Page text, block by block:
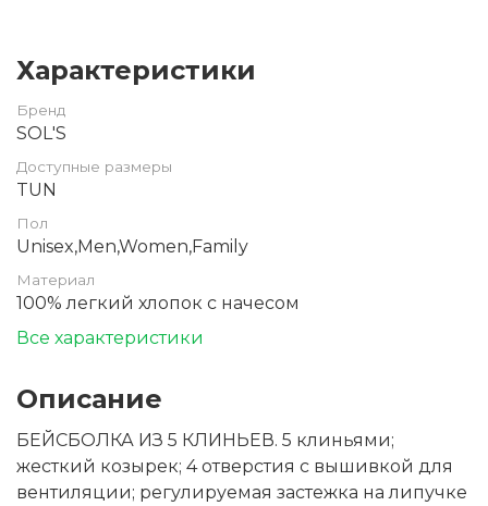
Характеристики
Бренд
SOL'S
Доступные размеры
TUN
Пол
Unisex,Men,Women,Family
Материал
100% легкий хлопок с начесом
Все характеристики
Описание
БЕЙСБОЛКА ИЗ 5 КЛИНЬЕВ. 5 клиньями;
жесткий козырек; 4 отверстия с вышивкой для
вентиляции; регулируемая застежка на липучке